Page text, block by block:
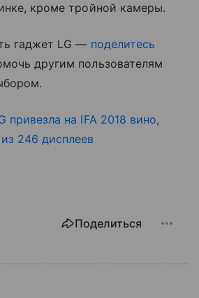
кроме тройной камеры.
гаджет LG — поделитесь
другим пользователям
привезла на IFA 2018 вино,
246 дисплеев
Поделиться